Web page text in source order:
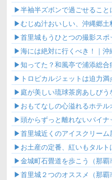
が、暑すぎ..
半袖半ズボンで過ごせるこ
過ごせる..
むじぬ汁おいしい、沖縄郷
里城に..
首里城もうひとつの撮影ス
里城公..
海には絶対に行くべき！｜
ぎました..
知ってた？和風亭で浦添総
県民な..
トロピカルジェットは迫力
めゆりの塔..
庭が美しい琉球茶房あしび
す。首里城..
おもてなしの心溢れるホテ
通りの..
頭からずっと離れないパイ
護パイナ..
首里城近くのアイスクリー
でも晴..
お土産の定番、紅いもタル
トはす..
金城町石畳道を歩こう（那
で..首里城２つのオススメ（那